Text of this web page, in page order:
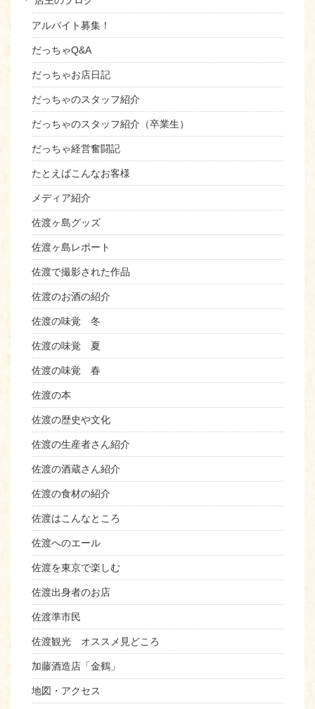
アルバイト募集！
だっちゃQ&A
だっちゃお店日記
だっちゃのスタッフ紹介
だっちゃのスタッフ紹介（卒業生）
だっちゃ経営奮闘記
たとえばこんなお客様
メディア紹介
佐渡ヶ島グッズ
佐渡ヶ島レポート
佐渡で撮影された作品
佐渡のお酒の紹介
佐渡の味覚 冬
佐渡の味覚 夏
佐渡の味覚 春
佐渡の本
佐渡の歴史や文化
佐渡の生産者さん紹介
佐渡の酒蔵さん紹介
佐渡の食材の紹介
佐渡はこんなところ
佐渡へのエール
佐渡を東京で楽しむ
佐渡出身者のお店
佐渡準市民
佐渡観光 オススメ見どころ
加藤酒造店「金鶴」
地図・アクセス